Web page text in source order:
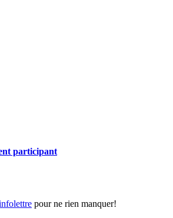
participant
pour ne rien manquer!